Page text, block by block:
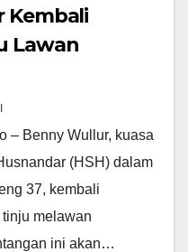
Kembali
Lawan
– Benny Wullur, kuasa
(HSH) dalam
37, kembali
melawan
ini akan…